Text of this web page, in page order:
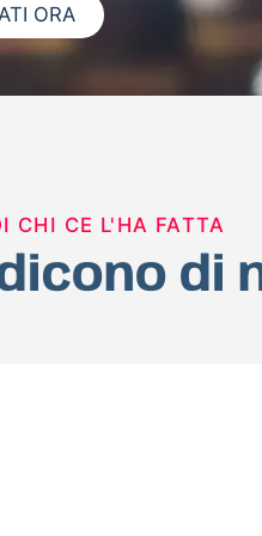
ORA
CHI CE L'HA FATTA
di